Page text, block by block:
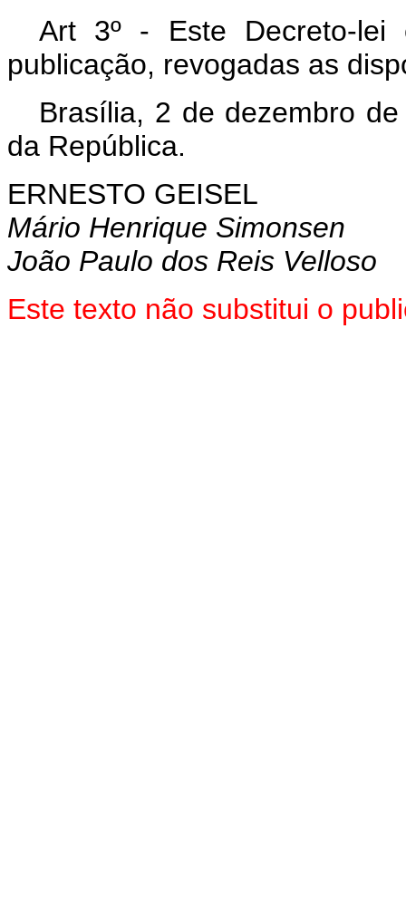
Art 3º - Este Decreto-
publicação, revogadas as
Brasília, 2 de dezembro
da República.
ERNESTO GEISEL
Mário Henrique Simonsen
João Paulo dos Reis Velloso
Este texto não substitui o